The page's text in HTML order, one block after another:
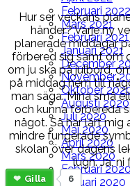
Februari 2022
Mars 2021
Februari 2021
Januari 2021
December
November
Oktober
Augusti 2020
Juli 2020
Maj 2020
April 2020
Mars 2020
Februari 2020
Januari 2020
Hur ser veckans
händer? Varje ny
planerade middagar
förbered sig samt om
om ju ska på julbord,
på middag hem till
man säga. Mina små
och kunna förbereda
något. Så har lärt mig
mindre fungerade
skolan över dagens
lugn. Ja, ni
6
Gilla